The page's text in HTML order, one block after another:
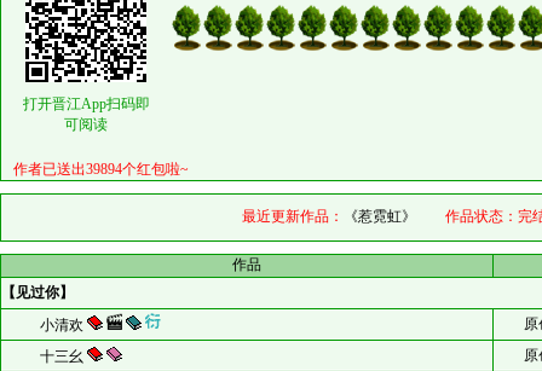
打开晋江App扫码即
可阅读
作者已送出39894个红包啦~
最近更新作品： 《惹霓虹》 作品状态： 完
作品
【见过你】
小清欢
原
十三幺
原